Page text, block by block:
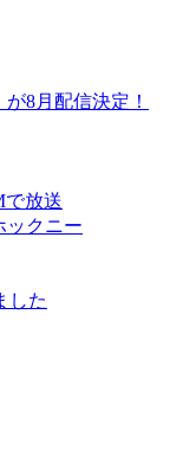
8月配信決定！
で放送
ックニー
した